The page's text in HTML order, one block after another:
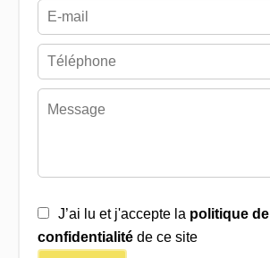
J’ai lu et j'accepte la politique de
confidentialitéde ce site